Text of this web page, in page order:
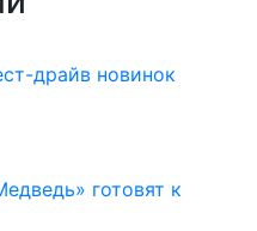
драйв новинок
готовят к